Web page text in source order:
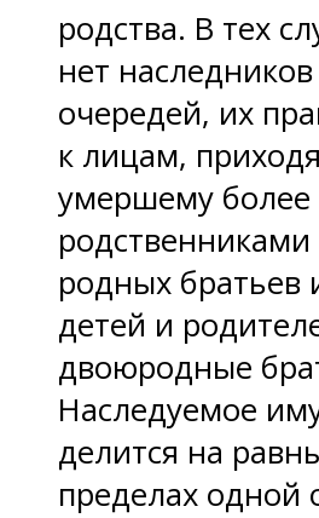
родства. В тех
нет
очередей, их
к лицам,
умершему
родственниками
родных братьев
детей и
двоюродные
Наследуемое
делится на
пределах одной